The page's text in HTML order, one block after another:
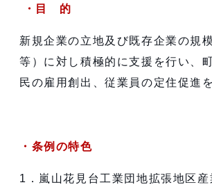
・目 的
新規企業の立地及び既存企業の規
等）に対し積極的に支援を行い、
民の雇用創出、従業員の定住促進
・条例の特色
1．嵐山花見台工業団地拡張地区